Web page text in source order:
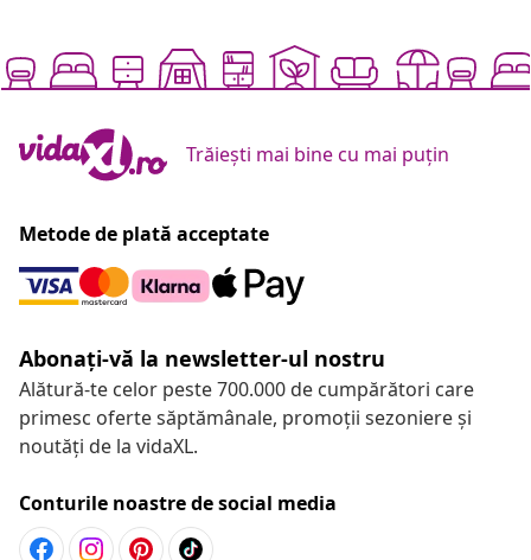
Trăiești mai bine cu mai puțin
Metode de plată acceptate
Abonați-vă la newsletter-ul nostru
Alătură-te celor peste 700.000 de cumpărători care
primesc oferte săptămânale, promoții sezoniere și
noutăți de la vidaXL.
Conturile noastre de social media